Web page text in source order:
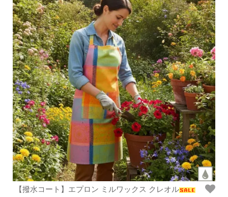
【撥水コート】エプロン ミルワックス クレオル